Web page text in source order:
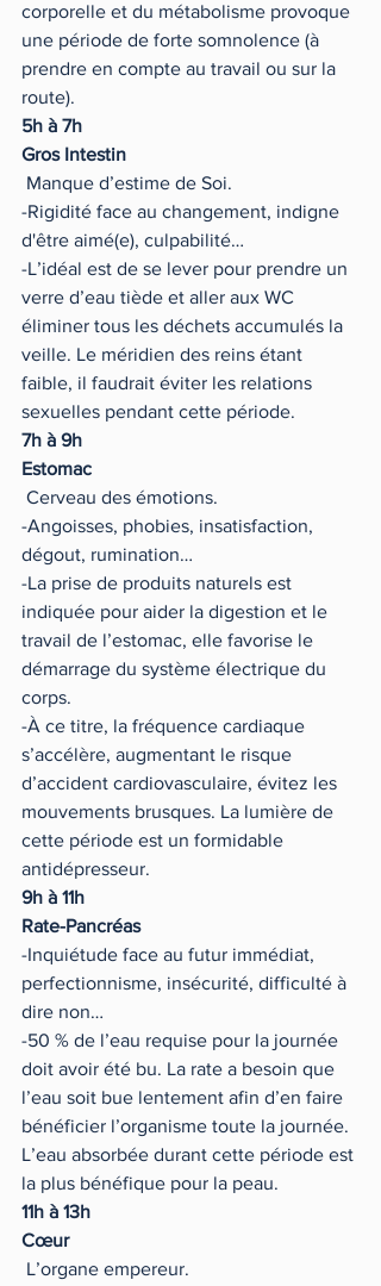
corporelle et du métabolisme provoque
une période de forte somnolence (à
prendre en compte au travail ou sur la
route).
5h à 7h
Gros Intestin
Manque d’estime de Soi.
-Rigidité face au changement, indigne
d'être aimé(e), culpabilité…
-L’idéal est de se lever pour prendre un
verre d’eau tiède et aller aux WC
éliminer tous les déchets accumulés la
veille. Le méridien des reins étant
faible, il faudrait éviter les relations
sexuelles pendant cette période.
7h à 9h
Estomac
Cerveau des émotions.
-Angoisses, phobies, insatisfaction,
dégout, rumination…
-La prise de produits naturels est
indiquée pour aider la digestion et le
travail de l’estomac, elle favorise le
démarrage du système électrique du
corps.
-À ce titre, la fréquence cardiaque
s’accélère, augmentant le risque
d’accident cardiovasculaire, évitez les
mouvements brusques. La lumière de
cette période est un formidable
antidépresseur.
9h à 11h
Rate-Pancréas
-Inquiétude face au futur immédiat,
perfectionnisme, insécurité, difficulté à
dire non…
-50 % de l’eau requise pour la journée
doit avoir été bu. La rate a besoin que
l’eau soit bue lentement afin d’en faire
bénéficier l’organisme toute la journée.
L’eau absorbée durant cette période est
la plus bénéfique pour la peau.
11h à 13h
Cœur
L’organe empereur.